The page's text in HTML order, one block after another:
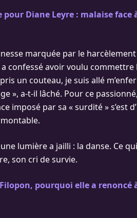
Diane Leyre : malaise face
marquée par le
confessé avoir voulu commettre
un couteau, je suis allé
», a-t-il lâché. Pour ce
imposé par sa « surdité » s’est
lumière a jailli : la danse. Ce qui
son cri de survie.
pourquoi elle a renoncé